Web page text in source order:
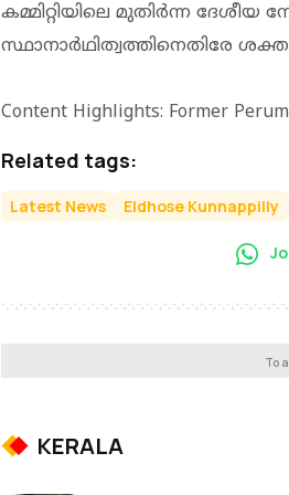
കമ്മിറ്റിയിലെ മുതിർന്ന
സ്ഥാനാർഥിത്വത്തിനെതിരേ
Content Highlights: Former
Related tags:
Latest News Eldhose Kunnappilly
To
KERALA